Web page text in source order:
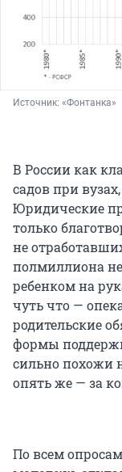
Источник: «Фонтанка»
В России как
садов при
Юридические
только
не
полмиллиона
ребенком на
чуть что —
родительские
формы
сильно похожи
опять же — за
По всем